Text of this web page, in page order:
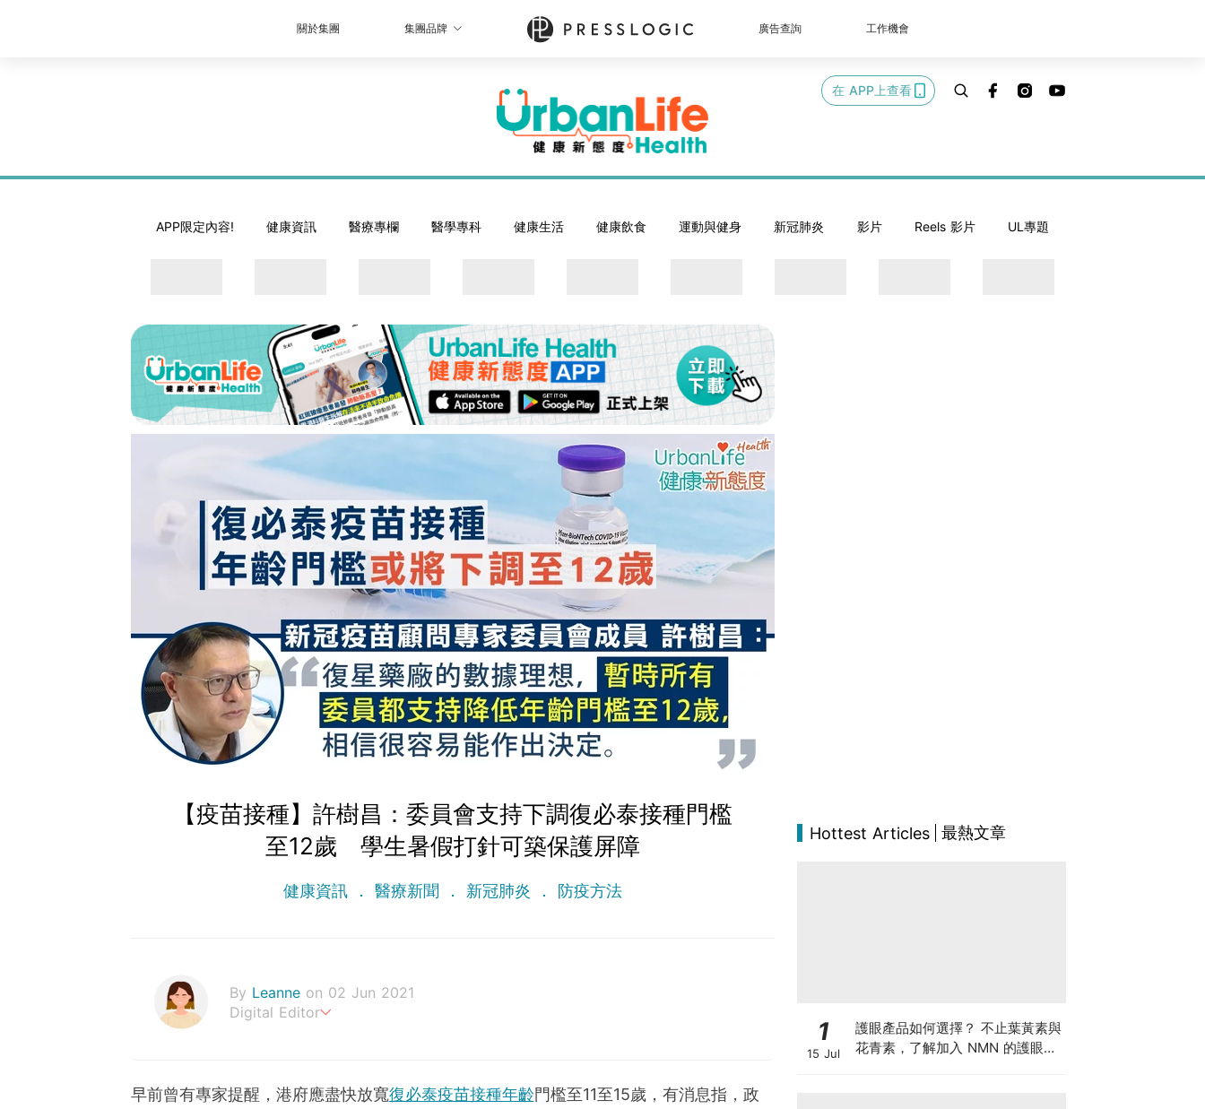
關於集團 集團品牌 廣告查詢 工作機會
在 APP上查看
APP限定內容! 健康資訊 醫療專欄 醫學專科 健康生活 健康飲食 運動與健身 新冠肺炎 影片 Reels 影片 UL專題
【疫苗接種】許樹昌：委員會支持下調復必泰接種門檻
至12歲 學生暑假打針可築保護屏障
健康資訊 醫療新聞 新冠肺炎 防疫方法
By Leanne on 02 Jun 2021
Digital Editor
早前曾有專家提醒，港府應盡快放寬復必泰疫苗接種年齡門檻至11至15歲，有消息指，政
Hottest Articles 最熱文章
1
15 Jul
護眼產品如何選擇？ 不止葉黃素與
花青素，了解加入 NMN 的護眼方